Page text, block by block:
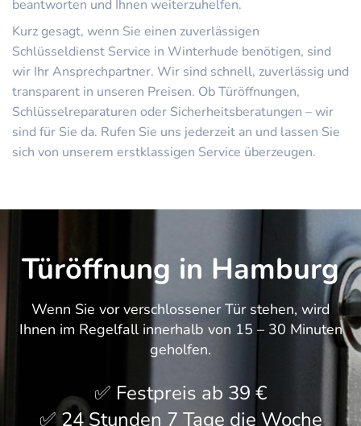
beantworten und Ihnen weiterzuhelfen.
Kurz gesagt, wenn Sie einen zuverlässigen
Schlüsseldienst Service in Winterhude benötigen, sind
wir Ihr Ansprechpartner. Wir sind schnell, zuverlässig und
transparent in unseren Preisen. Ob Türöffnungen,
Schlüsselreparaturen oder Sicherheitsberatungen – wir
sind für Sie da. Rufen Sie uns jederzeit an und lassen Sie
sich von unserem erstklassigen Service überzeugen.
Türöffnung in Hamburg
Wenn Sie vor verschlossener Tür stehen, wird
Ihnen im Regelfall innerhalb von 15 – 30 Minuten
geholfen.
Festpreis ab 39 €
24 Stunden 7 Tage die Woche